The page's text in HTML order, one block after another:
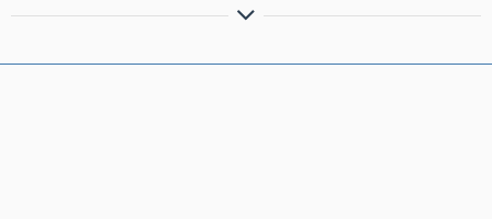
Original kann jeder! :snooze: